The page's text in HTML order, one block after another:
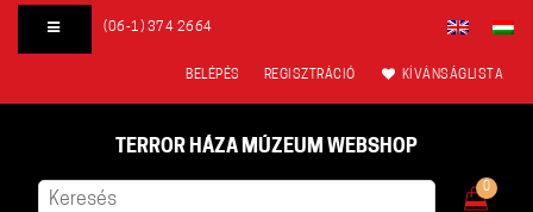
(06-1) 374 2664
BELÉPÉS REGISZTRÁCIÓ KÍVÁNSÁGLISTA
TERROR HÁZA MÚZEUM WEBSHOP
0